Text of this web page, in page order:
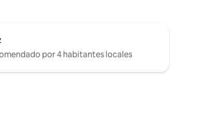
por 4 habitantes locales